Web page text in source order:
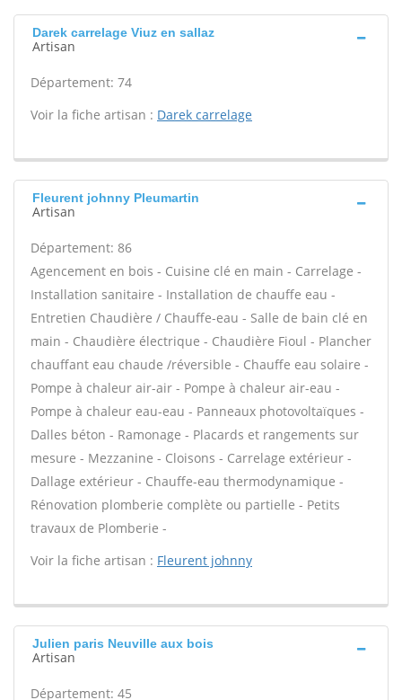
Darek carrelage Viuz en sallaz
Artisan
Département: 74
Voir la fiche artisan : Darek carrelage
Fleurent johnny Pleumartin
Artisan
Département: 86
Agencement en bois - Cuisine clé en main - Carrelage -
Installation sanitaire - Installation de chauffe eau -
Entretien Chaudière / Chauffe-eau - Salle de bain clé en
main - Chaudière électrique - Chaudière Fioul - Plancher
chauffant eau chaude /réversible - Chauffe eau solaire -
Pompe à chaleur air-air - Pompe à chaleur air-eau -
Pompe à chaleur eau-eau - Panneaux photovoltaïques -
Dalles béton - Ramonage - Placards et rangements sur
mesure - Mezzanine - Cloisons - Carrelage extérieur -
Dallage extérieur - Chauffe-eau thermodynamique -
Rénovation plomberie complète ou partielle - Petits
travaux de Plomberie -
Voir la fiche artisan : Fleurent johnny
Julien paris Neuville aux bois
Artisan
Département: 45